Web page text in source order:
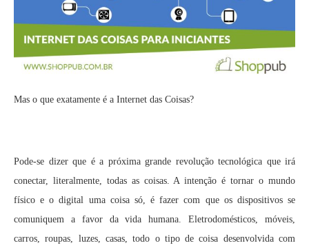
Mas o que exatamente é a Internet das Coisas?
Pode-se dizer que é a próxima grande revolução tecnológica que irá
conectar, literalmente, todas as coisas. A intenção é tornar o mundo
físico e o digital uma coisa só, é fazer com que os dispositivos se
comuniquem a favor da vida humana. Eletrodomésticos, móveis,
carros, roupas, luzes, casas, todo o tipo de coisa desenvolvida com